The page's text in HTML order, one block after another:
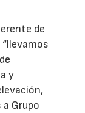
de
y
Grupo